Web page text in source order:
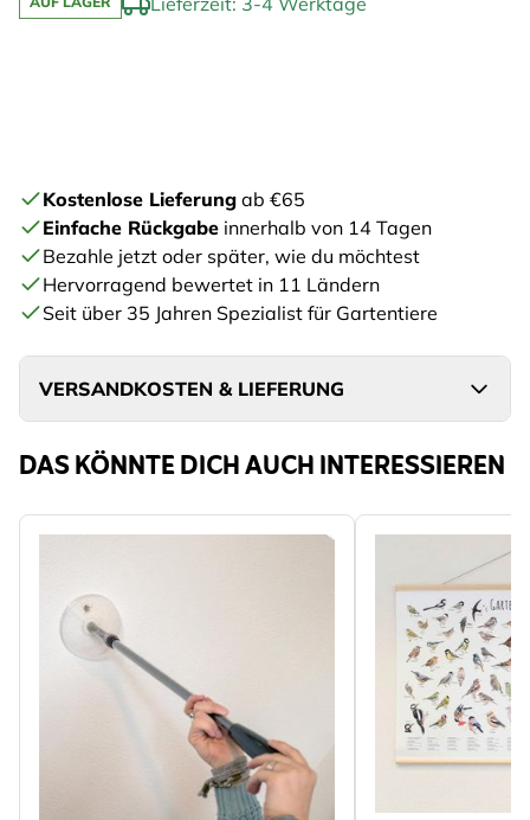
Kostenlose Lieferung ab €65
Einfache Rückgabe innerhalb von 14 Tagen
Bezahle jetzt oder später, wie du möchtest
Hervorragend bewertet in 11 Ländern
Seit über 35 Jahren Spezialist für Gartentiere
VERSANDKOSTEN & LIEFERUNG
DAS KÖNNTE DICH AUCH INTERESSIEREN